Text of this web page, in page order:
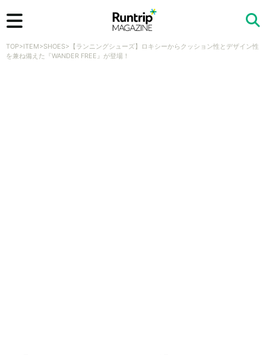
検索
TOP>ITEM>SHOES> 【ランニングシューズ】ロキシーからクッション性とデザイン性
を兼ね備えた『WANDER FREE』が登場！